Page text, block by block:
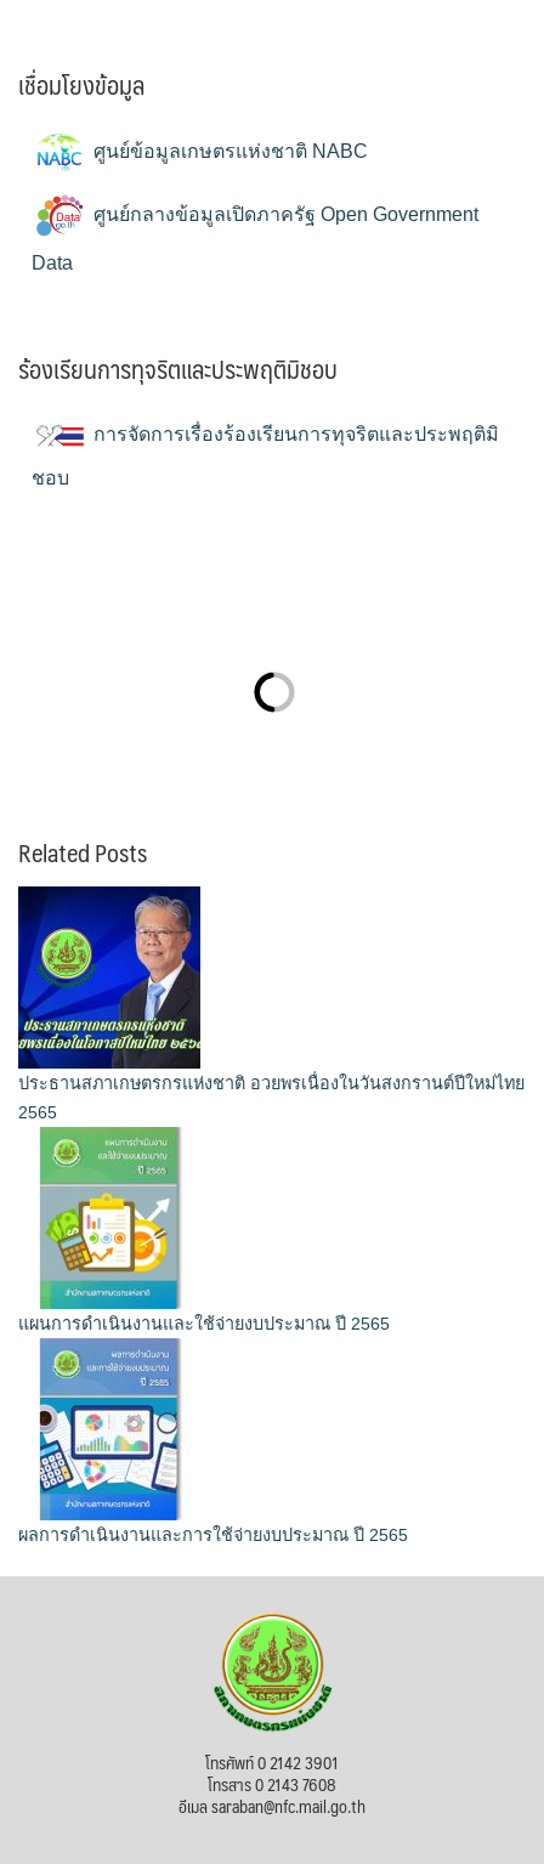
เชื่อมโยงข้อมูล
ศูนย์ข้อมูลเกษตรแห่งชาติ NABC
ศูนย์กลางข้อมูลเปิดภาครัฐ Open Government
Data
ร้องเรียนการทุจริตและประพฤติมิชอบ
การจัดการเรื่องร้องเรียนการทุจริตและประพฤติมิ
ชอบ
Related Posts
ประธานสภาเกษตรกรแห่งชาติ อวยพรเนื่องในวันสงกรานต์ปีใหม่ไทย
2565
แผนการดำเนินงานและใช้จ่ายงบประมาณ ปี 2565
ผลการดำเนินงานและการใช้จ่ายงบประมาณ ปี 2565
โทรศัพท์ 0 2142 3901
โทรสาร 0 2143 7608
อีเมล saraban@nfc.mail.go.th